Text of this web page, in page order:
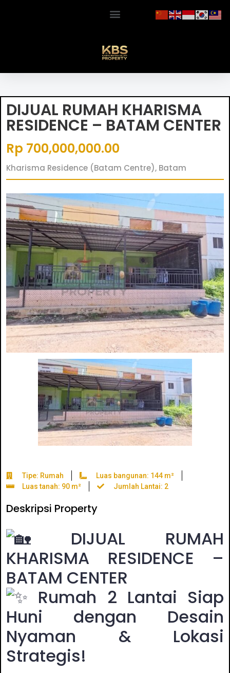
DIJUAL RUMAH KHARISMA
RESIDENCE – BATAM CENTER
Rp 700,000,000.00
Kharisma Residence (Batam Centre), Batam
Tipe: Rumah
Luas bangunan: 144 m²
Luas tanah: 90 m²
Jumlah Lantai: 2
Deskripsi Property
DIJUAL RUMAH
KHARISMA RESIDENCE –
BATAM CENTER
Rumah 2 Lantai Siap
Huni dengan Desain
Nyaman & Lokasi
Strategis!